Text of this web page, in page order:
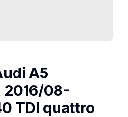
A5
2016/08-
TDI quattro